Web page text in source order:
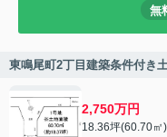
無
東鳴尾町2丁目建築条件付き
2,750万円
18.36坪(60.70㎡)